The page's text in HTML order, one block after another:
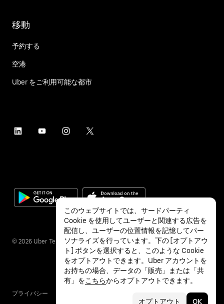
移動
予約する
空港
Uber をご利用可能な都市
© 2026 Uber Technologies Inc.
プライバシー
このウェブサイトでは、サードパーティ
Cookie を使用してユーザーと関連する広告を
配信し、ユーザーの位置情報を記憶してパー
ソナライズを行っています。下の [オプトアウ
ト] ボタンを選択すると、このような Cookie
をオプトアウトできます。Uber アカウントを
お持ちの場合、データの「販売」または「共
有」をこちらからオプトアウトできます。
オプトアウト OK